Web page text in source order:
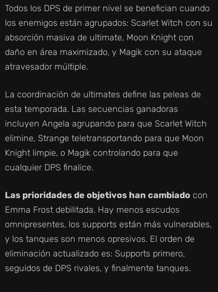
Todos los DPS de primer nivel se benefician cuando
los enemigos están agrupados: Scarlet Witch con su
absorción masiva de ultimate, Moon Knight con
daño en área maximizado, y Magik con su ataque
atravesador múltiple.
La coordinación de ultimates define las peleas de
esta temporada. Las secuencias ganadoras
incluyen Angela agrupando para que Scarlet Witch
elimine, Strange teletransportando para que Moon
Knight limpie, o Magik controlando para que
cualquier DPS finalice.
Las prioridades de objetivos han cambiado con
Emma Frost debilitada. Hay menos escudos
omnipresentes, los supports están más vulnerables,
y los tanques son menos opresivos. El orden de
eliminación actualizado es: Supports primero,
seguidos de DPS rivales, y finalmente tanques.